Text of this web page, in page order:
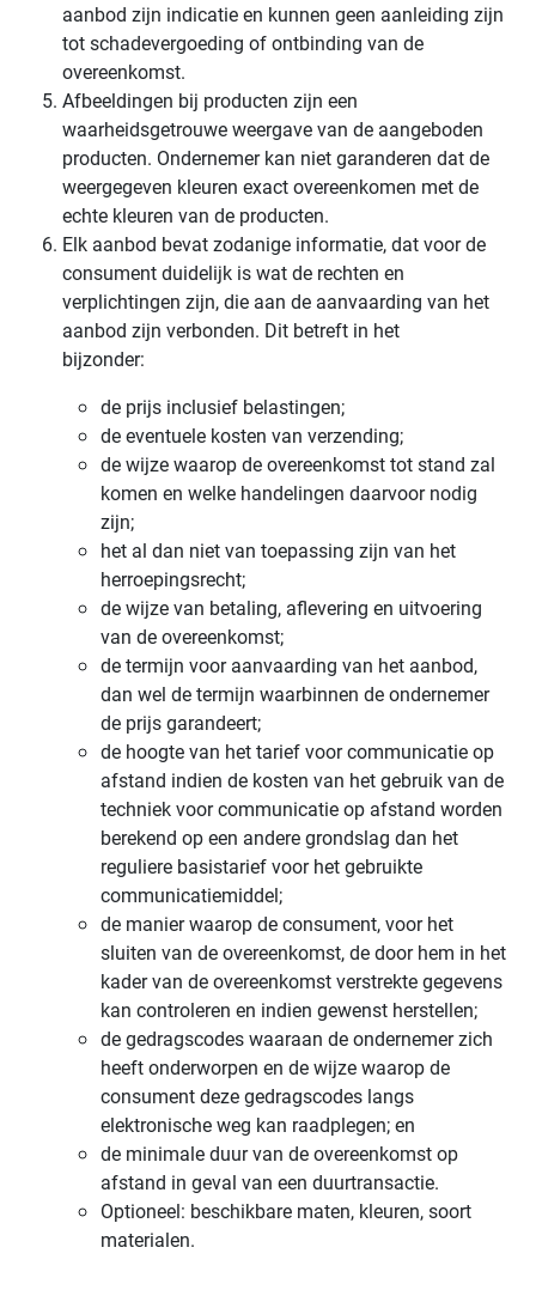
aanbod zijn indicatie en kunnen geen aanleiding zijn
tot schadevergoeding of ontbinding van de
overeenkomst.
Afbeeldingen bij producten zijn een
waarheidsgetrouwe weergave van de aangeboden
producten. Ondernemer kan niet garanderen dat de
weergegeven kleuren exact overeenkomen met de
echte kleuren van de producten.
Elk aanbod bevat zodanige informatie, dat voor de
consument duidelijk is wat de rechten en
verplichtingen zijn, die aan de aanvaarding van het
aanbod zijn verbonden. Dit betreft in het
bijzonder:
de prijs inclusief belastingen;
de eventuele kosten van verzending;
de wijze waarop de overeenkomst tot stand zal
komen en welke handelingen daarvoor nodig
zijn;
het al dan niet van toepassing zijn van het
herroepingsrecht;
de wijze van betaling, aflevering en uitvoering
van de overeenkomst;
de termijn voor aanvaarding van het aanbod,
dan wel de termijn waarbinnen de ondernemer
de prijs garandeert;
de hoogte van het tarief voor communicatie op
afstand indien de kosten van het gebruik van de
techniek voor communicatie op afstand worden
berekend op een andere grondslag dan het
reguliere basistarief voor het gebruikte
communicatiemiddel;
de manier waarop de consument, voor het
sluiten van de overeenkomst, de door hem in het
kader van de overeenkomst verstrekte gegevens
kan controleren en indien gewenst herstellen;
de gedragscodes waaraan de ondernemer zich
heeft onderworpen en de wijze waarop de
consument deze gedragscodes langs
elektronische weg kan raadplegen; en
de minimale duur van de overeenkomst op
afstand in geval van een duurtransactie.
Optioneel: beschikbare maten, kleuren, soort
materialen.